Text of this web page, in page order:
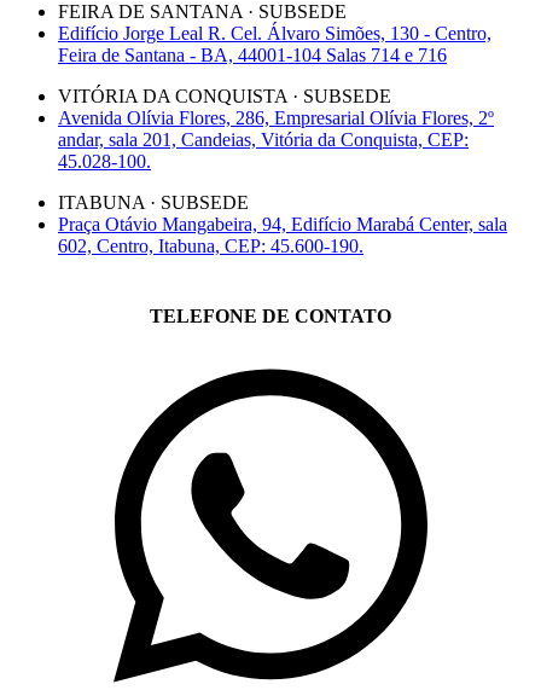
FEIRA DE SANTANA · SUBSEDE
Edifício Jorge Leal R. Cel. Álvaro Simões, 130 - Centro,
Feira de Santana - BA, 44001-104 Salas 714 e 716
VITÓRIA DA CONQUISTA · SUBSEDE
Avenida Olívia Flores, 286, Empresarial Olívia Flores, 2º
andar, sala 201, Candeias, Vitória da Conquista, CEP:
45.028-100.
ITABUNA · SUBSEDE
Praça Otávio Mangabeira, 94, Edifício Marabá Center, sala
602, Centro, Itabuna, CEP: 45.600-190.
TELEFONE DE CONTATO